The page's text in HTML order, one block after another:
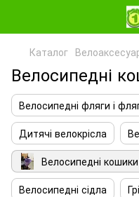
Каталог
Велосипедні
Велосипедні фляги і
Дитячі велокрісла
Велосипедні кошики
Велосипедні сідла